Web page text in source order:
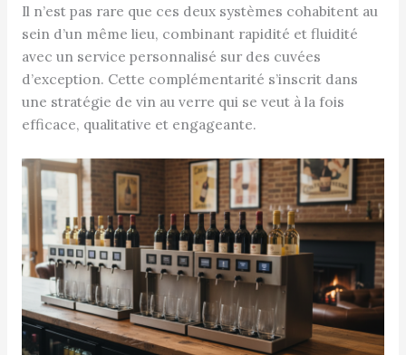
Il n’est pas rare que ces deux systèmes cohabitent au
sein d’un même lieu, combinant rapidité et fluidité
avec un service personnalisé sur des cuvées
d’exception. Cette complémentarité s’inscrit dans
une stratégie de vin au verre qui se veut à la fois
efficace, qualitative et engageante.